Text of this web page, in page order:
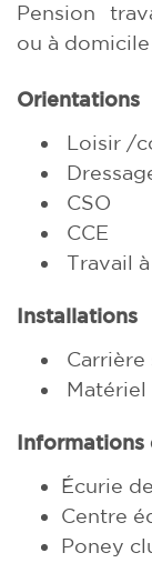
Pension
ou à domicile
Orientations
Loisir /
CSO
CCE
Travail
Installations
Carrière
Matériel
Informations
Écurie
Centre
Poney